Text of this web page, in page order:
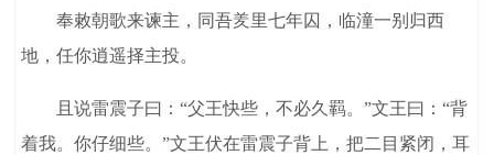
奉敕朝歌来谏主，同吾羑里七年囚，临潼一别归西
地，任你逍遥择主投。
且说雷震子曰：“父王快些，不必久羁。”文王曰：“背
着我。你仔细些。”文王伏在雷震子背上，把二目紧闭，耳